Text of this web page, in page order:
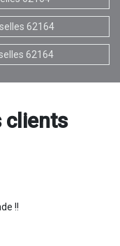
62164
62164
clients
!!